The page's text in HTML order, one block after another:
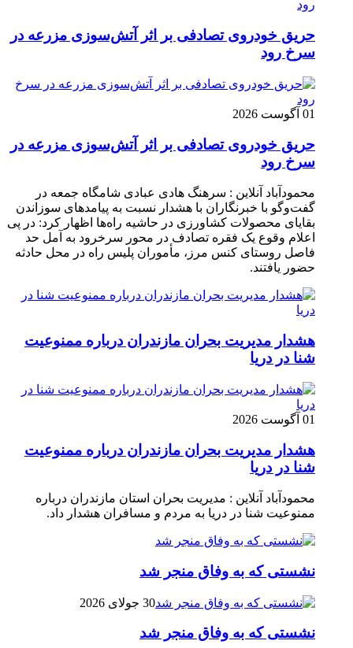
حریق خودروی تصادفی بر اثر آتش‌سوزی مزرعه در
سرخ رود
01 آگوست 2026
حریق خودروی تصادفی بر اثر آتش‌سوزی مزرعه در
سرخ رود
محمودآباد آنلاین : سرهنگ هادی عبادی شامگاه جمعه در
گفت‌وگو با خبرنگاران با هشدار نسبت به پیامدهای سوزاندن
بقایای محصولات کشاورزی در حاشیه راه‌ها اظهار کرد: در پی
اعلام وقوع یک فقره تصادف در محور سرخرود به آمل حد
فاصل روستای کنس مرز، مأموران پلیس راه در محل حادثه
حضور یافتند.
هشدار مدیریت بحران مازندران درباره ممنوعیت
شنا در دریا
01 آگوست 2026
هشدار مدیریت بحران مازندران درباره ممنوعیت
شنا در دریا
محمودآباد آنلاین : مدیریت بحران استان مازندران درباره
ممنوعیت شنا در دریا به مردم و مسافران هشدار داد.
نشستی که به وفاق منجر شد
30 جولای 2026
نشستی که به وفاق منجر شد